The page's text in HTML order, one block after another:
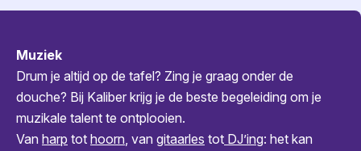
Muziek
Drum je altijd op de tafel? Zing je graag onder de
douche? Bij Kaliber krijg je de beste begeleiding om je
muzikale talent te ontplooien.
Van harp tot hoorn, van gitaarles tot DJ’ing: het kan